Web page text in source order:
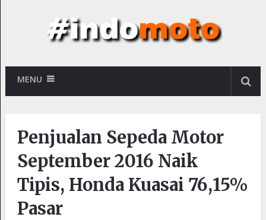
MENU
Penjualan Sepeda Motor
September 2016 Naik
Tipis, Honda Kuasai 76,15%
Pasar